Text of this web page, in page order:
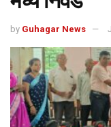
by Guhagar News